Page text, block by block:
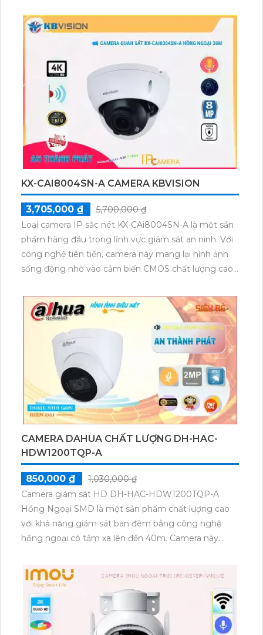
KX-CAI8004SN-A CAMERA KBVISION
3,705,000 ₫
5,700,000 ₫
Loại camera IP sắc nét KX-CAi8004SN-A là một sản
phẩm hàng đầu trong lĩnh vực giám sát an ninh. Với
công nghệ tiên tiến, camera này mang lại hình ảnh
sống động nhờ vào cảm biến CMOS chất lượng cao
30m. Chất lượng hình ảnh 8.0 MP giúp phân biệt
người dễ dàng. Đặc biệt, tính năng Starlight cải thiện
khả năng quan sát trong điều kiện ánh sáng yếu và
tạo nên những hình ảnh chất lượng tuyệt vời.
CAMERA DAHUA CHẤT LƯỢNG DH-HAC-
HDW1200TQP-A
850,000 ₫
1,030,000 ₫
Camera giám sát HD DH-HAC-HDW1200TQP-A
Hồng Ngoại SMD là một sản phẩm chất lượng cao
với khả năng giám sát ban đêm bằng công nghệ
hồng ngoại có tầm xa lên đến 40m. Camera này
lắp đặt trong văn phòng. Đặc biệt, camera này có
khả năng sử dụng công nghệ AHD CVI TVI BCS,
giúp tái tạo hình ảnh và âm thanh rõ ràng trên cáp
đồng trục. Chức năng thu âm ưu việt là một điểm nổi
bật của sản phẩm này và nó cũng tương thích với